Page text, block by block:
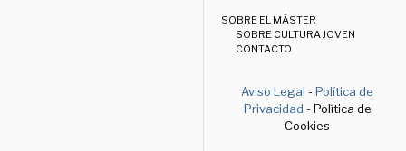
SOBRE EL MÁSTER
SOBRE CULTURA JOVEN
CONTACTO
Aviso Legal -Política de
Privacidad - Política de
Cookies